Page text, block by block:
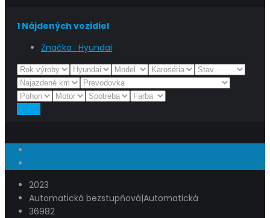
1 Nájdených vozidiel
Značka : Hyundai
2023
Automatická bezstupňová|Automatická
36982